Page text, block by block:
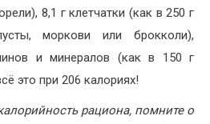
8,1 г клетчатки (как в 250 г
моркови или брокколи),
и минералов (как в 150 г
это при 206 калориях!
рациона, помните о